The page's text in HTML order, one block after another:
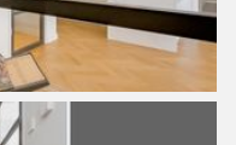
tiled and has a
a walk-in shower
to the bathroom is a
washing machine